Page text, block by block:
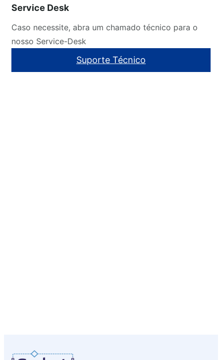
Service Desk
Caso necessite, abra um chamado técnico para o
nosso Service-Desk
Suporte Técnico